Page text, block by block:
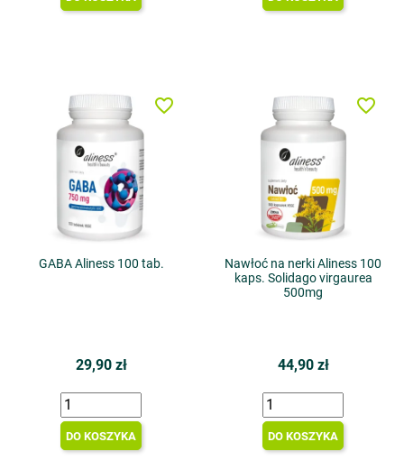
GABA Aliness 100 tab.
29,90 zł
DO KOSZYKA
favorite_border
Nawłoć na nerki Aliness 100
kaps. Solidago virgaurea
500mg
44,90 zł
DO KOSZYKA
favorite_border